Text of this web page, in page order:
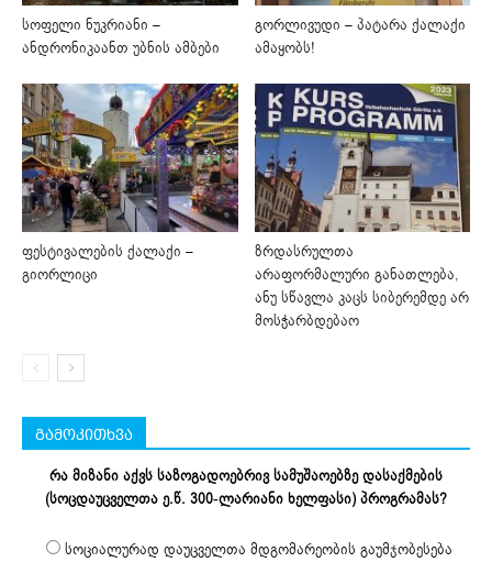
სოფელი ნუკრიანი –
ანდრონიკაანთ უბნის ამბები
გორლივუდი – პატარა ქალაქი
ამაყობს!
ფესტივალების ქალაქი –
გიორლიცი
ზრდასრულთა
არაფორმალური განათლება,
ანუ სწავლა კაცს სიბერემდე არ
მოსჭარბდებაო
გამოკითხვა
რა მიზანი აქვს საზოგადოებრივ სამუშაოებზე დასაქმების
(სოცდაუცველთა ე.წ. 300-ლარიანი ხელფასი) პროგრამას?
სოციალურად დაუცველთა მდგომარეობის გაუმჯობესება